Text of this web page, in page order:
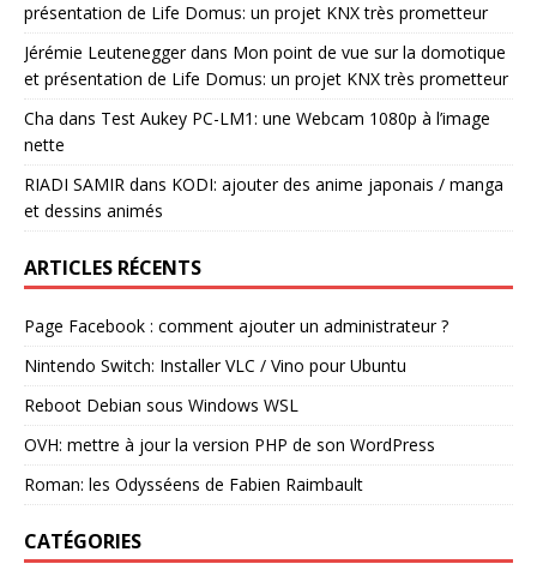
présentation de Life Domus: un projet KNX très prometteur
Jérémie Leuteneggerdans Mon point de vue sur la domotique
et présentation de Life Domus: un projet KNX très prometteur
Cha dans Test Aukey PC-LM1: une Webcam 1080p à l’image
nette
RIADI SAMIR dans KODI: ajouter des anime japonais / manga
et dessins animés
ARTICLES RÉCENTS
Page Facebook : comment ajouter un administrateur ?
Nintendo Switch: Installer VLC / Vino pour Ubuntu
Reboot Debian sous Windows WSL
OVH: mettre à jour la version PHP de son WordPress
Roman: les Odysséens de Fabien Raimbault
CATÉGORIES